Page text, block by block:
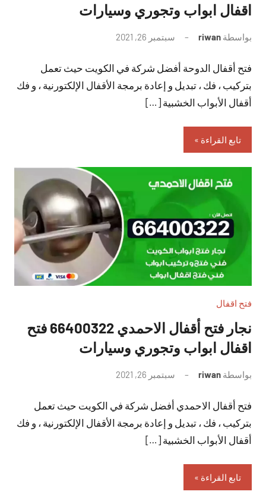
اقفال ابواب وتجوري وسيارات
بواسطة riwan سبتمبر 26, 2021
تعليقات
فتح أقفال الدوحة أفضل شركة في الكويت حيث تعمل
بتركيب ، فك ، تبديل و إعادة برمجة الأقفال الإلكتورنية ، و فك
أقفال الأبواب الخشبية […]
تابع القراءة
فتح اقفال
نجار فتح أقفال الاحمدي 66400322 فتح
اقفال ابواب وتجوري وسيارات
بواسطة riwan سبتمبر 26, 2021
تعليقات
فتح أقفال الاحمدي أفضل شركة في الكويت حيث تعمل
بتركيب ، فك ، تبديل و إعادة برمجة الأقفال الإلكتورنية ، و فك
أقفال الأبواب الخشبية […]
تابع القراءة